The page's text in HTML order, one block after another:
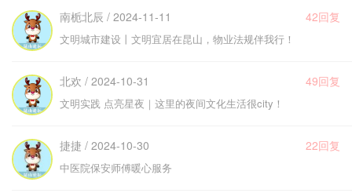
南栀北辰 / 2024-11-11 42回复
文明城市建设丨文明宜居在昆山，物业法规伴我行！
北欢 / 2024-10-31 49回复
文明实践 点亮星夜｜这里的夜间文化生活很city！
捷捷 / 2024-10-30 22回复
中医院保安师傅暖心服务